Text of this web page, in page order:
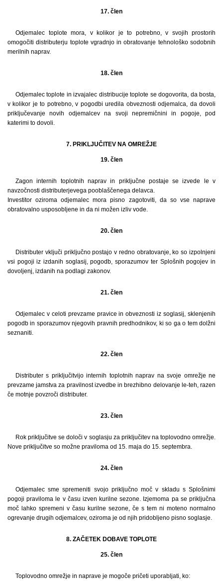
17. člen
Odjemalec toplote mora, v kolikor je to potrebno, v svojih prostorih
omogočiti distributerju toplote vgradnjo in obratovanje tehnološko sodobnih
merilnih naprav.
18. člen
Odjemalec toplote in izvajalec distribucije toplote se dogovorita, da bosta,
v kolikor je to potrebno, v pogodbi uredila obveznosti odjemalca, da dovoli
priključevanje novih odjemalcev na svoji nepremičnini in pogoje, pod
katerimi to dovoli.
7. PRIKLJUČITEV NA OMREŽJE
19. člen
Zagon internih toplotnih naprav in priključne postaje se izvede le v
navzočnosti distributerjevega pooblaščenega delavca.
Investitor oziroma odjemalec mora pisno zagotoviti, da so vse naprave
obratovalno usposobljene in da ni možen izliv vode.
20. člen
Distributer vključi priključno postajo v redno obratovanje, ko so izpolnjeni
vsi pogoji iz izdanih soglasij, pogodb, sporazumov ter Splošnih pogojev in
dovoljenj, izdanih na podlagi zakonov.
21. člen
Odjemalec v celoti prevzame pravice in obveznosti iz soglasij, sklenjenih
pogodb in sporazumov njegovih pravnih predhodnikov, ki so ga o tem dolžni
seznaniti.
22. člen
Distributer s priključitvijo internih toplotnih naprav na svoje omrežje ne
prevzame jamstva za pravilnost izvedbe in brezhibno delovanje le-teh, razen
če motnje povzroči distributer.
23. člen
Rok priključitve se določi v soglasju za priključitev na toplovodno omrežje.
Nove priključitve so možne praviloma od 15. maja do 15. septembra.
24. člen
Odjemalec sme spremeniti svojo priključno moč v skladu s Splošnimi
pogoji praviloma le v času izven kurilne sezone. Izjemoma pa se priključna
moč lahko spremeni v času kurilne sezone, če s tem ni moteno normalno
ogrevanje drugih odjemalcev, oziroma je od njih pridobljeno pisno soglasje.
8. ZAČETEK DOBAVE TOPLOTE
25. člen
Toplovodno omrežje in naprave je mogoče pričeti uporabljati, ko: